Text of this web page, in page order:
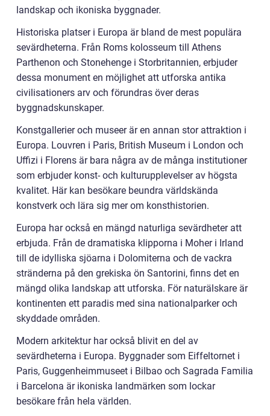
landskap och ikoniska byggnader.
Historiska platser i Europa är bland de mest populära
sevärdheterna. Från Roms kolosseum till Athens
Parthenon och Stonehenge i Storbritannien, erbjuder
dessa monument en möjlighet att utforska antika
civilisationers arv och förundras över deras
byggnadskunskaper.
Konstgallerier och museer är en annan stor attraktion i
Europa. Louvren i Paris, British Museum i London och
Uffizi i Florens är bara några av de många institutioner
som erbjuder konst- och kulturupplevelser av högsta
kvalitet. Här kan besökare beundra världskända
konstverk och lära sig mer om konsthistorien.
Europa har också en mängd naturliga sevärdheter att
erbjuda. Från de dramatiska klipporna i Moher i Irland
till de idylliska sjöarna i Dolomiterna och de vackra
stränderna på den grekiska ön Santorini, finns det en
mängd olika landskap att utforska. För naturälskare är
kontinenten ett paradis med sina nationalparker och
skyddade områden.
Modern arkitektur har också blivit en del av
sevärdheterna i Europa. Byggnader som Eiffeltornet i
Paris, Guggenheimmuseet i Bilbao och Sagrada Familia
i Barcelona är ikoniska landmärken som lockar
besökare från hela världen.